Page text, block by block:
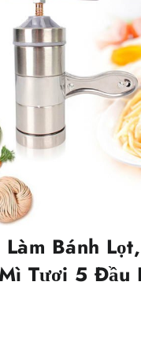
Bánh
Tươi 5 Đầu